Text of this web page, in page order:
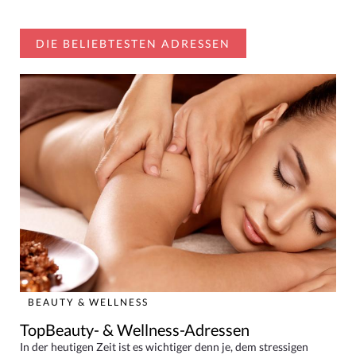
DIE BELIEBTESTEN ADRESSEN
BEAUTY & WELLNESS
TopBeauty- & Wellness-Adressen
In der heutigen Zeit ist es wichtiger denn je, dem stressigen